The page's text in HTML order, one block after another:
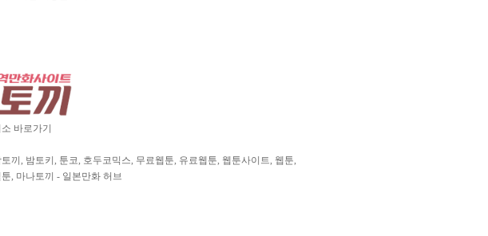
바로가기
끼, 밤토키, 툰코, 호두코믹스, 무료웹툰, 유료웹툰, 웹툰사이트, 웹툰,
, 마나토끼 - 일본만화 허브